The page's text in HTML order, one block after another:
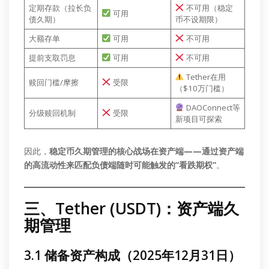
定期存款（拉长负
债久期）
可用
不可用（稳定
币不设期限）
大额存单
可用
不可用
提前支取罚息
可用 不可用
赎回门槛/摩擦 受限
Tether在用
（$10万门槛）
分级赎回机制 受限
DAOConnect等
新项目可探索
因此， 稳定币久期管理的核心战场在资产端——通过资产端
的高流动性来匹配负债端随时可能触发的”看跌期权”。
三、Tether (USDT)：资产端久
期管理
3.1 储备资产构成（2025年12月31日）